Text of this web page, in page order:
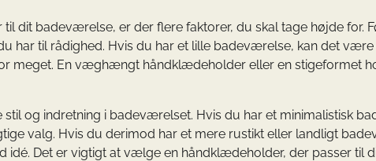
dit badeværelse, er der flere faktorer, du skal tage højde for.
har til rådighed. Hvis du har et lille badeværelse, kan det
meget. En væghængt håndklædeholder eller en stigeformet
og indretning i badeværelset. Hvis du har et minimalistisk
valg. Hvis du derimod har et mere rustikt eller landligt
Det er vigtigt at vælge en håndklædeholder, der passer til